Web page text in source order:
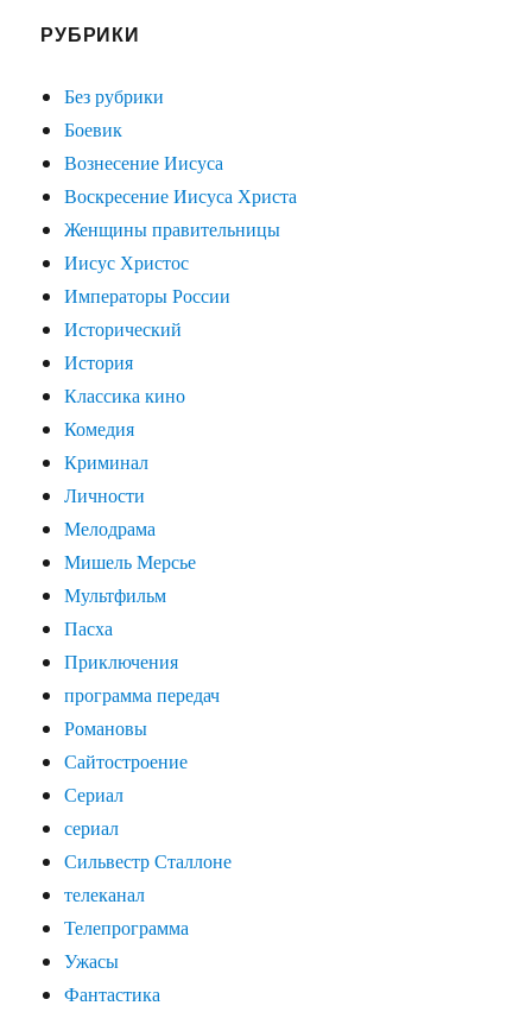
РУБРИКИ
Без рубрики
Боевик
Вознесение Иисуса
Воскресение Иисуса Христа
Женщины правительницы
Иисус Христос
Императоры России
Исторический
История
Классика кино
Комедия
Криминал
Личности
Мелодрама
Мишель Мерсье
Мультфильм
Пасха
Приключения
программа передач
Романовы
Сайтостроение
Сериал
сериал
Сильвестр Сталлоне
телеканал
Телепрограмма
Ужасы
Фантастика